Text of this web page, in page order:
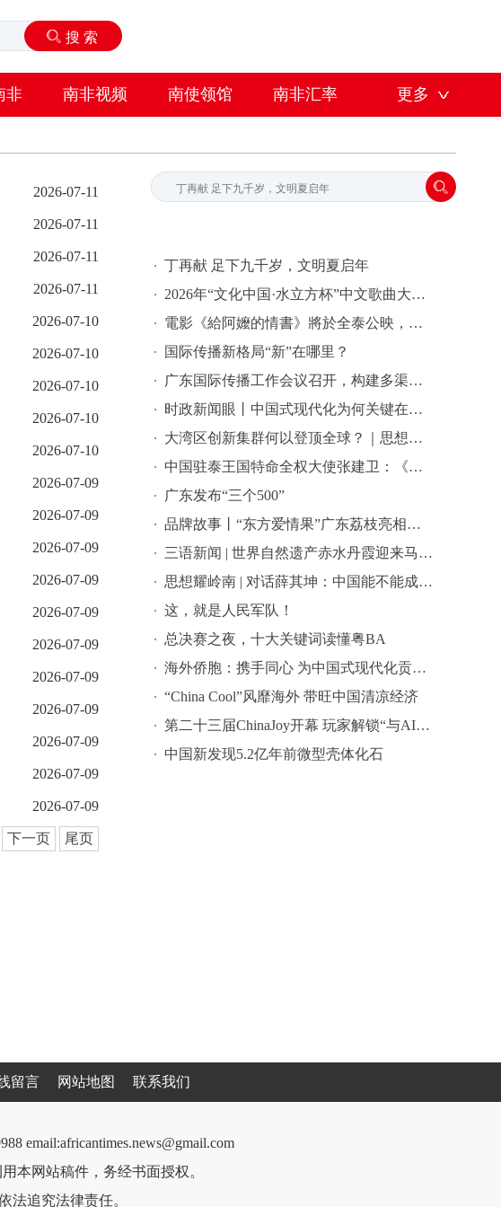
非 南非视频 南使领馆 南非汇率 更多
2026-07-11
2026-07-11
2026-07-11
2026-07-11
2026-07-10
2026-07-10
2026-07-10
2026-07-10
2026-07-10
2026-07-09
2026-07-09
2026-07-09
2026-07-09
2026-07-09
2026-07-09
2026-07-09
2026-07-09
2026-07-09
2026-07-09
2026-07-09
下一页 尾页
丁再献 足下九千岁，文明夏启年
2026年“文化中国·水立方杯”中文歌曲大赛总决赛落幕，选手精彩表现来啦→
電影《給阿嬤的情書》將於全泰公映，導演藍鴻春推薦潮汕美景美食
国际传播新格局“新”在哪里？
广东国际传播工作会议召开，构建多渠道立体式对外传播格局引热议
时政新闻眼丨中国式现代化为何关键在科技现代化？总书记作出战略指引
大湾区创新集群何以登顶全球？｜思想耀岭南
中国驻泰王国特命全权大使张建卫：《给阿嬷的情书》是讲好中国故事的好抓手
广东发布“三个500”
品牌故事丨“东方爱情果”广东荔枝亮相全球农遗遴选答辩会
三语新闻 | 世界自然遗产赤水丹霞迎来马来西亚代表团 ——海外嘉宾点赞世界自然遗产赤水丹霞：这里值得让更多国际游客看见
思想耀岭南 | 对话薛其坤：中国能不能成为世界科学中心？
这，就是人民军队！
总决赛之夜，十大关键词读懂粤BA
海外侨胞：携手同心 为中国式现代化贡献智慧和力量
“China Cool”风靡海外 带旺中国清凉经济
第二十三届ChinaJoy开幕 玩家解锁“与AI同游”新体验
中国新发现5.2亿年前微型壳体化石
留言 网站地图 联系我们
email:africantimes.news@gmail.com
本网站稿件，务经书面授权。
法追究法律责任。